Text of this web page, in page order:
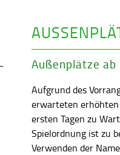
Außenplätze
Aufgrund des
erwarteten erhöhten
ersten Tagen zu
Spielordnung ist zu
Verwenden der